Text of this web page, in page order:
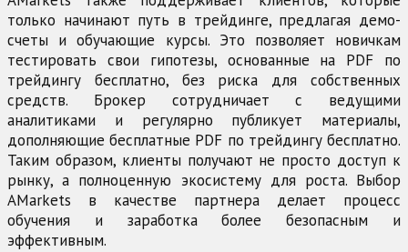
только начинают путь в трейдинге, предлагая демо-
счеты и обучающие курсы. Это позволяет новичкам
тестировать свои гипотезы, основанные на PDF по
трейдингу бесплатно, без риска для собственных
средств. Брокер сотрудничает с ведущими
аналитиками и регулярно публикует материалы,
дополняющие бесплатные PDF по трейдингу бесплатно.
Таким образом, клиенты получают не просто доступ к
рынку, а полноценную экосистему для роста. Выбор
AMarkets в качестве партнера делает процесс
обучения и заработка более безопасным и
эффективным.